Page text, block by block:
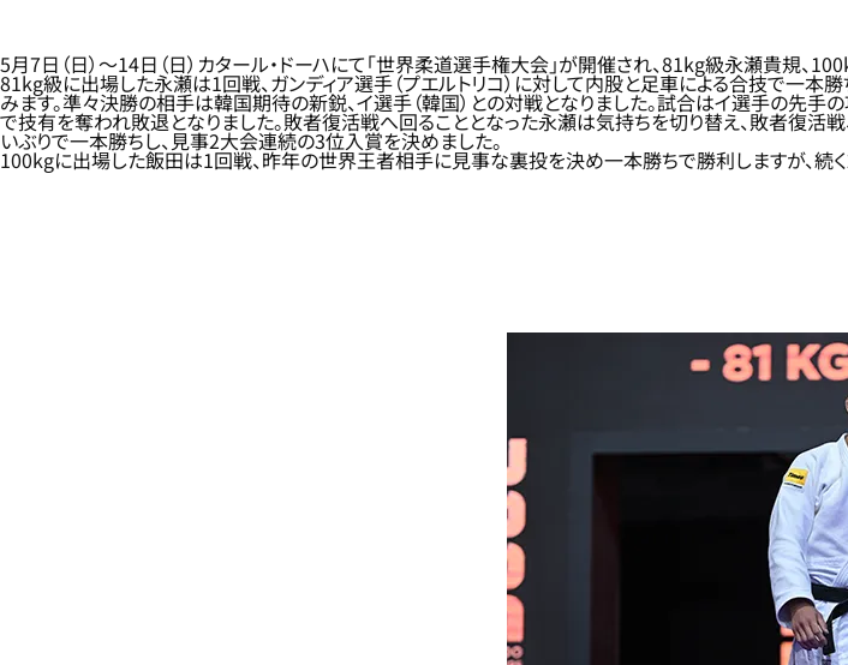
5月7日（日）～14日（日）カタール・ドーハにて「世界柔道選手権大会」が開催され、81kg級永瀬貴規、
81kg級に出場した永瀬は1回戦、ガンディア選手（プエルトリコ）に対して内股と足車による合技で一
みます。準々決勝の相手は韓国期待の新鋭、イ選手（韓国）との対戦となりました。試合はイ選手の先
で技有を奪われ敗退となりました。敗者復活戦へ回ることとなった永瀬は気持ちを切り替え、敗者復活
いぶりで一本勝ちし、見事2大会連続の3位入賞を決めました。
100kgに出場した飯田は1回戦、昨年の世界王者相手に見事な裏投を決め一本勝ちで勝利しますが、続く